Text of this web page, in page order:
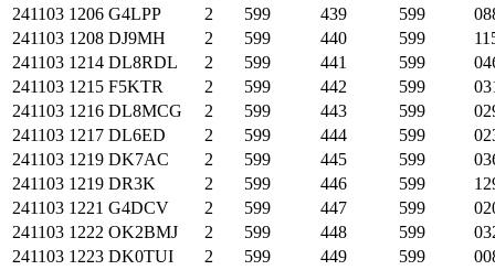
241103 1206 G4LPP 2 599 439 599
241103 1208 DJ9MH 2 599 440 599
241103 1214 DL8RDL 2 599 441 599
241103 1215 F5KTR 2 599 442 599
241103 1216 DL8MCG 2 599 443 599
241103 1217 DL6ED 2 599 444 599
241103 1219 DK7AC 2 599 445 599
241103 1219 DR3K 2 599 446 599
241103 1221 G4DCV 2 599 447 599
241103 1222 OK2BMJ 2 599 448 599
241103 1223 DK0TUI 2 599 449 599